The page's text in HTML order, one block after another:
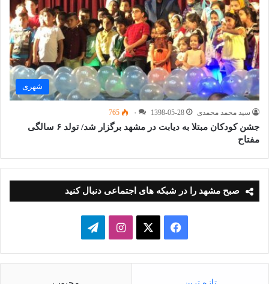
شهری
سید محمد محمدی 1398-05-28 ۰ 765
جشن کودکان مبتلا به دیابت در مشهد برگزار شد/ تولد ۶ سالگی
مفتاح
صبح مشهد را در شبکه های اجتماعی دنبال کنید
فیسبوک ایکساینستاگرامتلگرام